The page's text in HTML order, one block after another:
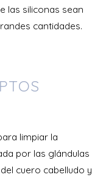
las siliconas sean
cantidades.
limpiar la
por las glándulas
cuero cabelludo y